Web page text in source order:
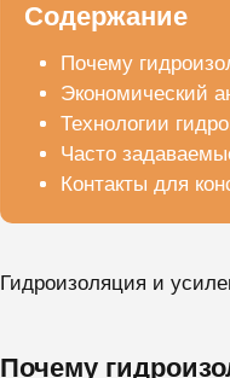
Содержание
Почему
Экономический
Технологии
Часто
Контакты для
Гидроизоляция и
Почему